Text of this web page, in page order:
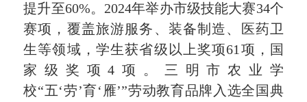
提升至60%。2024年举办市级技能大赛34个
赛项，覆盖旅游服务、装备制造、医药卫
生等领域，学生获省级以上奖项61项，国
家级奖项4 项。三明市农业学
校“五‘劳’育‘雁’”劳动教育品牌入选全国典